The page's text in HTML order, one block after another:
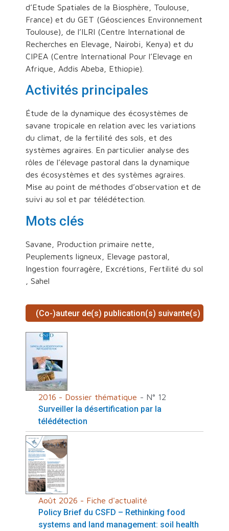
d’Etude Spatiales de la Biosphère, Toulouse,
France) et du GET (Géosciences Environnement
Toulouse), de l’ILRI (Centre International de
Recherches en Elevage, Nairobi, Kenya) et du
CIPEA (Centre International Pour l’Elevage en
Afrique, Addis Abeba, Ethiopie).
Activités principales
Étude de la dynamique des écosystèmes de
savane tropicale en relation avec les variations
du climat, de la fertilité des sols, et des
systèmes agraires. En particulier analyse des
rôles de l’élevage pastoral dans la dynamique
des écosystèmes et des systèmes agraires.
Mise au point de méthodes d’observation et de
suivi au sol et par télédétection.
Mots clés
Savane, Production primaire nette,
Peuplements ligneux, Elevage pastoral,
Ingestion fourragère, Excrétions, Fertilité du sol
, Sahel
(Co-)auteur de(s) publication(s) suivante(s)
2016 - Dossier thématique - N° 12
Surveiller la désertification par la
télédétection
Août 2026 - Fiche d'actualité
Policy Brief du CSFD – Rethinking food
systems and land management: soil health